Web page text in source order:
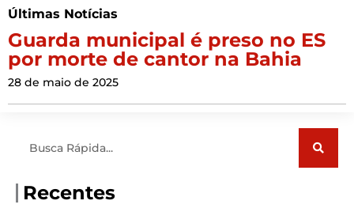
Últimas Notícias
Guarda municipal é preso no ES
por morte de cantor na Bahia
28 de maio de 2025
Recentes